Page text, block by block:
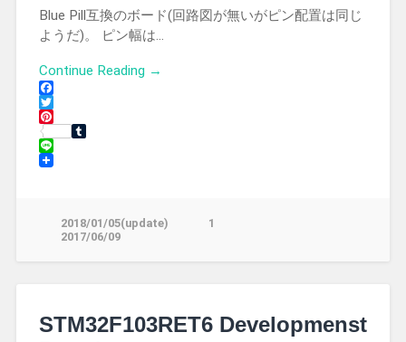
Blue Pill互換のボード(回路図が無いがピン配置は同じ
ようだ)。 ピン幅は…
Continue Reading →
Facebook
Twitter
Pinterest
Tumblr
Line
2018/01/05(update)
2017/06/09
1
STM32F103RET6 Developmenst